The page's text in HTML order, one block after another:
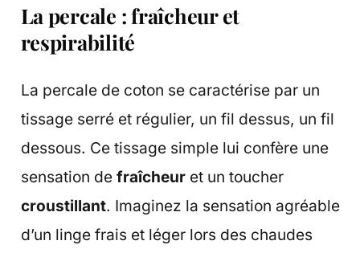
La percale : fraîcheur et
respirabilité
La percale de coton se caractérise par un
tissage serré et régulier, un fil dessus, un fil
dessous. Ce tissage simple lui confère une
sensation de fraîcheuret un toucher
croustillant. Imaginez la sensation agréable
d’un linge frais et léger lors des chaudes